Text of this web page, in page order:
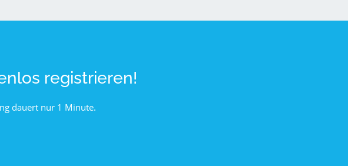
registrieren!
dauert nur 1 Minute.